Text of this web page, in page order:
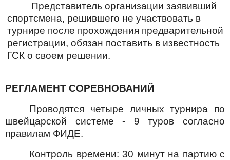
Представитель организации заявивший
спортсмена, решившего не участвовать в
турнире после прохождения предварительной
регистрации, обязан поставить в известность
ГСК о своем решении.
РЕГЛАМЕНТ СОРЕВНОВАНИЙ
Проводятся четыре личных турнира по
швейцарской системе - 9 туров согласно
правилам ФИДЕ.
Контроль времени: 30 минут на партию с